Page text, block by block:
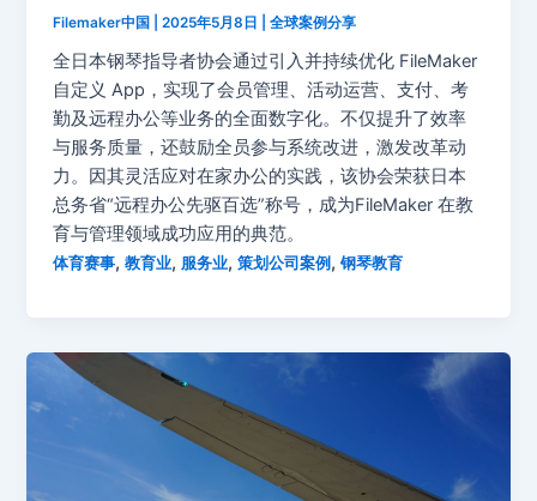
Filemaker中国 |2025年5月8日 |全球案例分享
全日本钢琴指导者协会通过引入并持续优化 FileMaker
自定义 App，实现了会员管理、活动运营、支付、考
勤及远程办公等业务的全面数字化。不仅提升了效率
与服务质量，还鼓励全员参与系统改进，激发改革动
力。因其灵活应对在家办公的实践，该协会荣获日本
总务省“远程办公先驱百选”称号，成为FileMaker 在教
育与管理领域成功应用的典范。
体育赛事,教育业, 服务业,策划公司案例 ,钢琴教育